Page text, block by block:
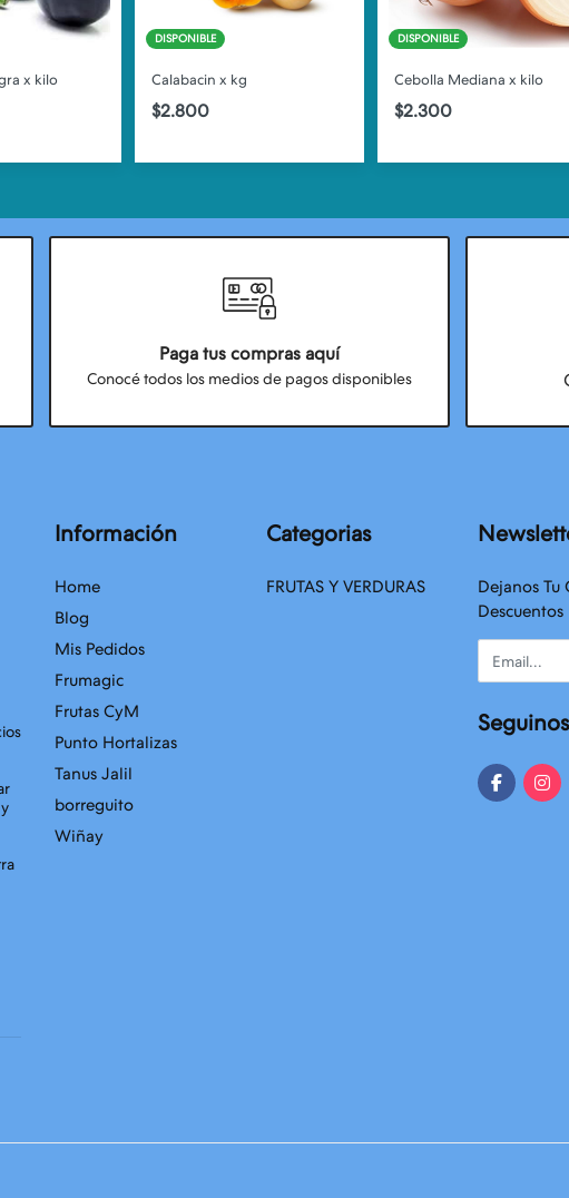
x kilo
DISPONIBLE
Calabacin x kg
$2.800
DISPONIBLE
Cebolla Mediana x kilo
$2.300
Paga tus compras aquí
Conocé todos los medios de pagos disponibles
Información
Home
Blog
Mis Pedidos
Frumagic
Frutas CyM
Punto Hortalizas
Tanus Jalil
borreguito
Wiñay
Categorias
FRUTAS Y VERDURAS
Dejanos Tu
Descuentos
Email